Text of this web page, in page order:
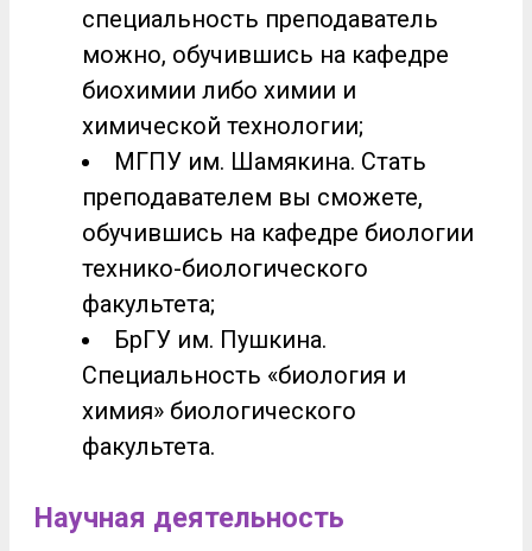
специальность преподаватель
можно, обучившись на кафедре
биохимии либо химии и
химической технологии;
МГПУ им. Шамякина. Стать
преподавателем вы сможете,
обучившись на кафедре биологии
технико-биологического
факультета;
БрГУ им. Пушкина.
Специальность «биология и
химия» биологического
факультета.
Научная деятельность